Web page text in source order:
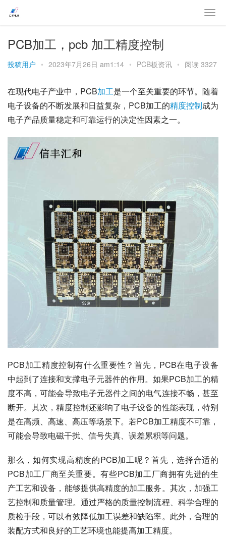
PCB加工，pcb 加工精度控制
投稿用户 • 2023年7月26日 am1:14 • PCB板资讯 • 阅读 3327
在现代电子产业中，PCB加工是一个至关重要的环节。随着
电子设备的不断发展和日益复杂，PCB加工的精度控制成为
电子产品质量稳定和可靠运行的决定性因素之一。
PCB加工精度控制有什么重要性？首先，PCB在电子设备
中起到了连接和支撑电子元器件的作用。如果PCB加工的精
度不高，可能会导致电子元器件之间的电气连接不畅，甚至
断开。其次，精度控制还影响了电子设备的性能表现，特别
是在高频、高速、高压等场景下。若PCB加工精度不可靠，
可能会导致电磁干扰、信号失真、误差累积等问题。
那么，如何实现高精度的PCB加工呢？首先，选择合适的
PCB加工厂商至关重要。有些PCB加工厂商拥有先进的生
产工艺和设备，能够提供高精度的加工服务。其次，加强工
艺控制和质量管理。通过严格的质量控制流程、科学合理的
质检手段，可以有效降低加工误差和缺陷率。此外，合理的
装配方式和良好的工艺环境也能提高加工精度。